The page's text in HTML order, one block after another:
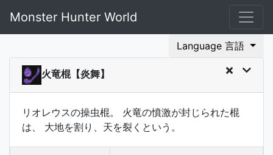
Monster Hunter World
Language 言語
火竜棍【炎舞】
リオレウスの操虫棍。 火竜の憤激が封じられた棍
は、 大地を割り、天を裂くという。